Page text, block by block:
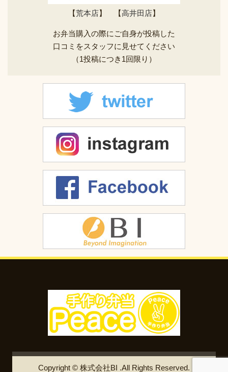
【荒本店】 【高井田店】
お弁当購入の際にご自身が投稿した
口コミをスタッフに見せてください
（1投稿につき1回限り）
Copyright © 株式会社BI .All Rights Reserved.